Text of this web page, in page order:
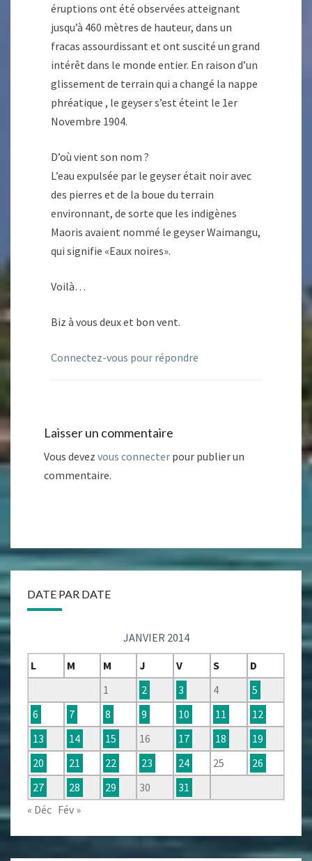
éruptions ont été observées atteignant
jusqu’à 460 mètres de hauteur, dans un
fracas assourdissant et ont suscité un grand
intérêt dans le monde entier. En raison d’un
glissement de terrain qui a changé la nappe
phréatique , le geyser s’est éteint le 1er
Novembre 1904.
D’où vient son nom ?
L’eau expulsée par le geyser était noir avec
des pierres et de la boue du terrain
environnant, de sorte que les indigènes
Maoris avaient nommé le geyser Waimangu,
qui signifie «Eaux noires».
Voilà…
Biz à vous deux et bon vent.
Connectez-vous pour répondre
Laisser un commentaire
Vous devez vous connecter pour publier un
commentaire.
DATE PAR DATE
JANVIER 2014
L
M M J V S
D
1
2 3 4
5
6
7 8 9 10 11
12
13
14 15 16 17 18
19
20
21 22 23 24 25
26
27
28 29 30
31
« Déc Fév »